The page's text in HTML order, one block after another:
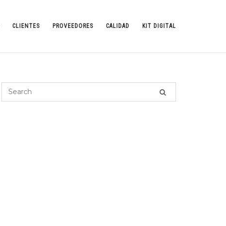
CLIENTES PROVEEDORES CALIDAD KIT DIGITAL